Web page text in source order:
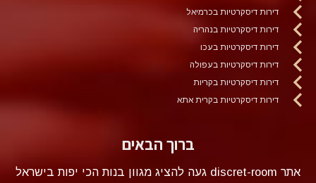
דירות דיסקרטיות בכרמיאל
דירות דיסקרטיות בנהריה
דירות דיסקרטיות בעכו
דירות דיסקרטיות בעפולה
דירות דיסקרטיות בקריות
דירות דיסקרטיות בקרית אתא
ברוך הבאים
אתר discret-room געה להציג מגוון בנות הכי יפות בישראל